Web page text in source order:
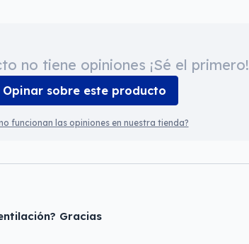
no tiene opiniones ¡Sé el primero!
Opinar sobre este producto
funcionan las opiniones en nuestra tienda?
Gracias